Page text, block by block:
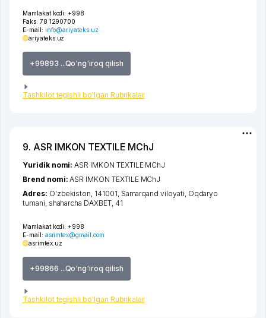
Mamlakat kodi: +998
Faks: 78 1290700
E-mail: info@ariyateks.uz
ariyateks.uz
+99893 ...Qo'ng'iroq qilish
Tashkilot tegishli bo'lgan Rubrikalar
9. ASR IMKON TEXTILE MChJ
Mamlakat kodi: +998
E-mail: asrimtex@gmail.com
asrimtex.uz
+99866 ...Qo'ng'iroq qilish
Tashkilot tegishli bo'lgan Rubrikalar
Yuridik nomi:ASR IMKON TEXTILE MChJ
Brend nomi:ASR IMKON TEXTILE MChJ
Adres: O'zbekiston, 141001, Samarqand viloyati Oqdaryo
tumani shaharcha DAXBET, 41